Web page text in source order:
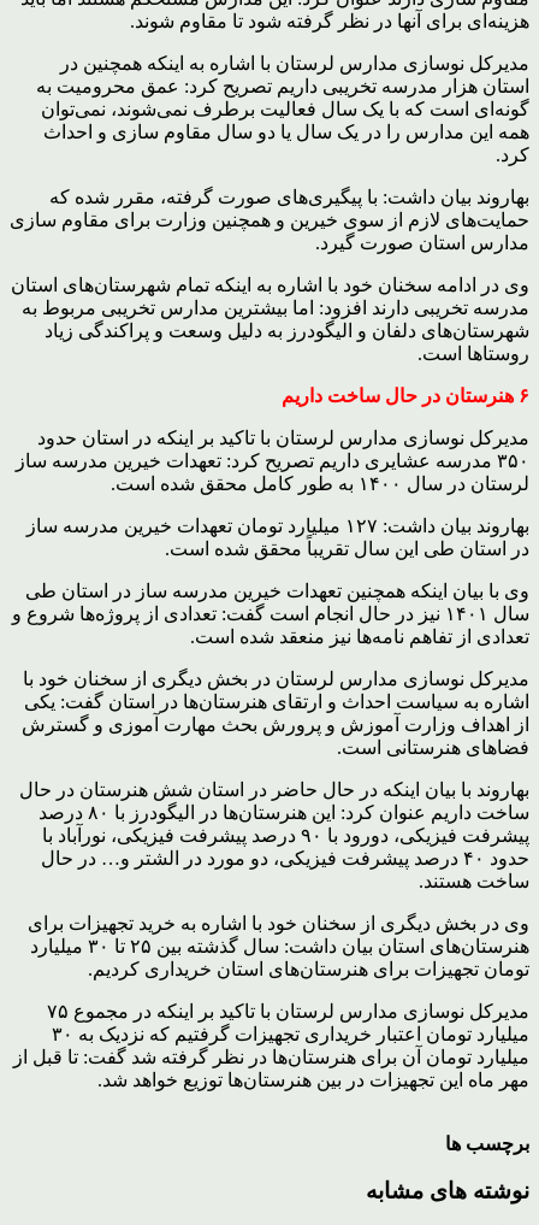
هزینه‌ای برای آنها در نظر گرفته شود تا مقاوم شوند.
مدیرکل نوسازی مدارس لرستان با اشاره به اینکه همچنین در
استان هزار مدرسه تخریبی داریم تصریح کرد: عمق محرومیت به
گونه‌ای است که با یک سال فعالیت برطرف نمی‌شوند، نمی‌توان
همه این مدارس را در یک سال یا دو سال مقاوم سازی و احداث
کرد.
بهاروند بیان داشت: با پیگیری‌های صورت گرفته، مقرر شده که
حمایت‌های لازم از سوی خیرین و همچنین وزارت برای مقاوم سازی
مدارس استان صورت گیرد.
وی در ادامه سخنان خود با اشاره به اینکه تمام شهرستان‌های استان
مدرسه تخریبی دارند افزود: اما بیشترین مدارس تخریبی مربوط به
شهرستان‌های دلفان و الیگودرز به دلیل وسعت و پراکندگی زیاد
روستاها است.
۶ هنرستان در حال ساخت داریم
مدیرکل نوسازی مدارس لرستان با تاکید بر اینکه در استان حدود
۳۵۰ مدرسه عشایری داریم تصریح کرد: تعهدات خیرین مدرسه ساز
لرستان در سال ۱۴۰۰ به طور کامل محقق شده است.
بهاروند بیان داشت: ۱۲۷ میلیارد تومان تعهدات خیرین مدرسه ساز
در استان طی این سال تقریباً محقق شده است.
وی با بیان اینکه همچنین تعهدات خیرین مدرسه ساز در استان طی
سال ۱۴۰۱ نیز در حال انجام است گفت: تعدادی از پروژه‌ها شروع و
تعدادی از تفاهم نامه‌ها نیز منعقد شده است.
مدیرکل نوسازی مدارس لرستان در بخش دیگری از سخنان خود با
اشاره به سیاست احداث و ارتقای هنرستان‌ها در استان گفت: یکی
از اهداف وزارت آموزش و پرورش بحث مهارت آموزی و گسترش
فضاهای هنرستانی است.
بهاروند با بیان اینکه در حال حاضر در استان شش هنرستان در حال
ساخت داریم عنوان کرد: این هنرستان‌ها در الیگودرز با ۸۰ درصد
پیشرفت فیزیکی، دورود با ۹۰ درصد پیشرفت فیزیکی، نورآباد با
حدود ۴۰ درصد پیشرفت فیزیکی، دو مورد در الشتر و… در حال
ساخت هستند.
وی در بخش دیگری از سخنان خود با اشاره به خرید تجهیزات برای
هنرستان‌های استان بیان داشت: سال گذشته بین ۲۵ تا ۳۰ میلیارد
تومان تجهیزات برای هنرستان‌های استان خریداری کردیم.
مدیرکل نوسازی مدارس لرستان با تاکید بر اینکه در مجموع ۷۵
میلیارد تومان اعتبار خریداری تجهیزات گرفتیم که نزدیک به ۳۰
میلیارد تومان آن برای هنرستان‌ها در نظر گرفته شد گفت: تا قبل از
مهر ماه این تجهیزات در بین هنرستان‌ها توزیع خواهد شد.
برچسب ها
نوشته های مشابه